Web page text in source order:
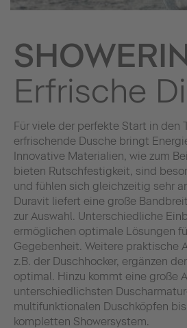
Erfrische
Für viele der perfekte Start in den
erfrischende Dusche bringt
Innovative Materialien, wie zum
bieten Rutschfestigkeit, sind
und fühlen sich gleichzeitig sehr
Duravit liefert eine große
zur Auswahl. Unterschiedliche
ermöglichen optimale Lösungen
Gegebenheit. Weitere praktische
z.B. der Duschhocker, ergänzen
optimal. Hinzu kommt eine große
unterschiedlichsten
multifunktionalen Duschköpfen
kompletten Showersystem.